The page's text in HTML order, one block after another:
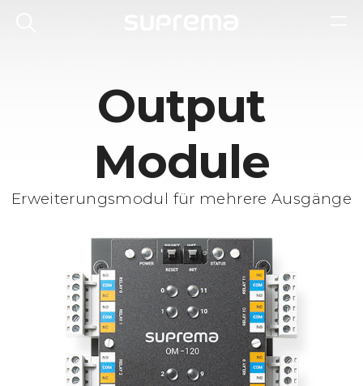
Output
Module
Erweiterungsmodul für mehrere Ausgänge